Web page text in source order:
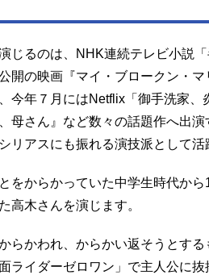
じるのは、NHK連続テレビ小説
開の映画『マイ・ブロークン・
今年７月にはNetflix「御手洗家、
母さん』など数々の話題作へ出
リアスにも振れる演技派として活
をからかっていた中学生時代か
高木さんを演じます。
らかわれ、からかい返そうとす
ライダーゼロワン」で主人公に抜
高橋美紀の
♪ in アニメ